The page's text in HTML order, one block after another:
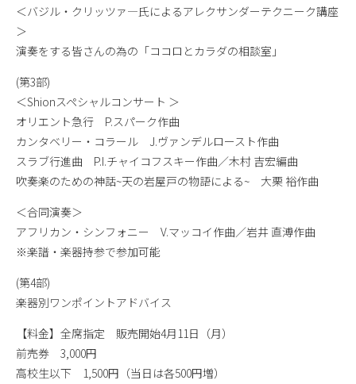
＜バジル・クリッツァ―氏によるアレクサンダーテクニーク講座
＞
演奏をする皆さんの為の「ココロとカラダの相談室」
(第3部)
＜Shionスペシャルコンサート ＞
オリエント急行 P.スパーク作曲
カンタベリー・コラール J.ヴァンデルロースト作曲
スラブ行進曲 P.I.チャイコフスキー作曲／木村 吉宏編曲
吹奏楽のための神話~天の岩屋戸の物語による~ 大栗 裕作曲
＜合同演奏＞
アフリカン・シンフォニー V.マッコイ作曲／岩井 直溥作曲
※楽譜・楽器持参で参加可能
(第4部)
楽器別ワンポイントアドバイス
【料金】全席指定 販売開始4月11日（月）
前売券 3,000円
高校生以下 1,500円（当日は各500円増）